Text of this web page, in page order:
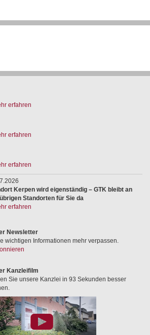
erfahren
erfahren
erfahren
Kerpen wird eigenständig – GTK bleibt an
Standorten für Sie da
erfahren
Newsletter
wichtigen Informationen mehr verpassen.
Kanzleifilm
Sie unsere Kanzlei in 93 Sekunden besser